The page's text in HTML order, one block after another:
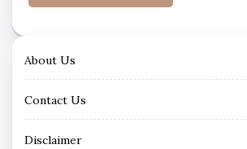
About Us
Contact Us
Disclaimer